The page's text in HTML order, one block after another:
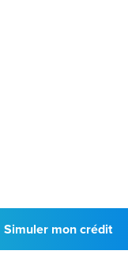
Simuler mon crédit